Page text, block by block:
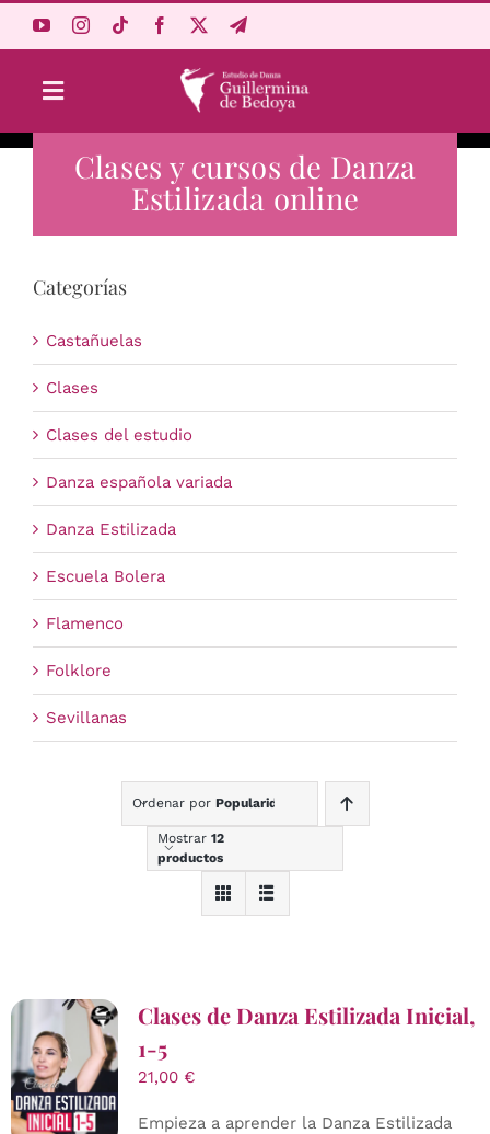
Toggle
Navigation
Aprende Online
Estudio
Carrito
Clases y cursos de Danza
Estilizada online
Categorías
Castañuelas
Clases
Clases del estudio
Danza española variada
Danza Estilizada
Escuela Bolera
Flamenco
Folklore
Sevillanas
Ordenar por Popularidad
Mostrar 12
productos
Clases de Danza Estilizada Inicial,
1-5
21,00 €
Empieza a aprender la Danza Estilizada